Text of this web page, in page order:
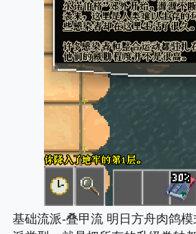
基础流派-叠甲流 明日方舟肉鸽